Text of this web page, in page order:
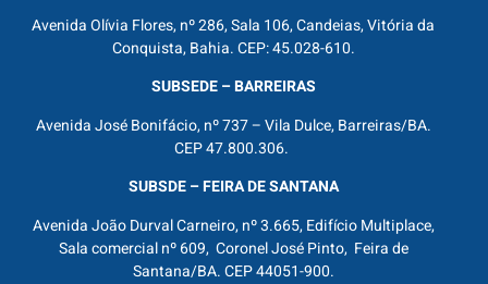
Avenida Olívia Flores, nº 286, Sala 106, Candeias, Vitória da
Conquista, Bahia. CEP: 45.028-610.
SUBSEDE – BARREIRAS
Avenida José Bonifácio, nº 737 – Vila Dulce, Barreiras/BA.
CEP 47.800.306.
SUBSDE – FEIRA DE SANTANA
Avenida João Durval Carneiro, nº 3.665, Edifício Multiplace,
Sala comercial nº 609, Coronel José Pinto, Feira de
Santana/BA. CEP 44051-900.